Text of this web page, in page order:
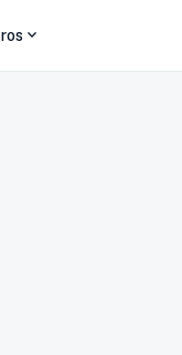
expand_more